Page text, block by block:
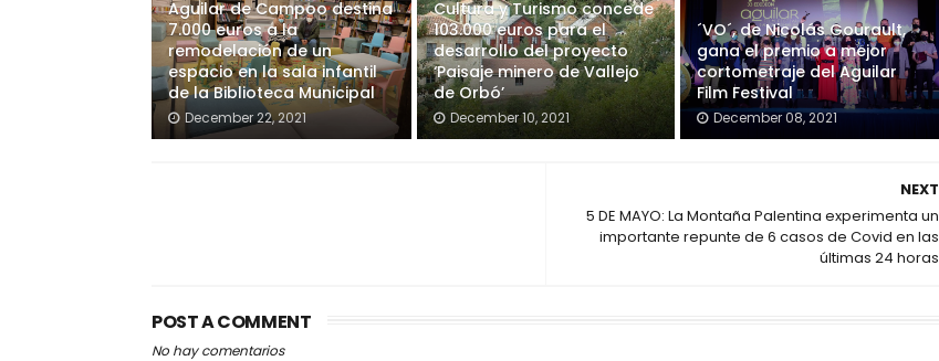
Aguilar de Campoo destina
7.000 euros a la
remodelación de un
espacio en la sala infantil
de la Biblioteca Municipal
December 22, 2021
Cultura y Turismo concede
103.000 euros para el
desarrollo del proyecto
‘Paisaje minero de Vallejo
de Orbó’
December 10, 2021
´VO´, de Nicolás Gourault,
gana el premio a mejor
cortometraje del Aguilar
Film Festival
December 08, 2021
NEXT
5 DE MAYO: La Montaña Palentina experimenta un
importante repunte de 6 casos de Covid en las
últimas 24 horas
POST A COMMENT
No hay comentarios